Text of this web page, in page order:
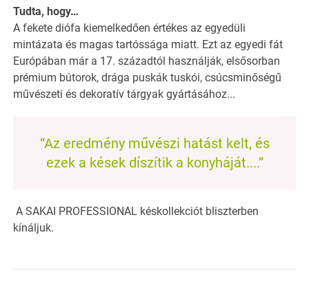
Tudta, hogy…
A fekete diófa kiemelkedően értékes az egyedüli
mintázata és magas tartóssága miatt. Ezt az egyedi fát
Európában már a 17. századtól használják, elsősorban
prémium bútorok, drága puskák tuskói, csúcsminőségű
művészeti és dekoratív tárgyak gyártásához...
“Az eredmény művészi hatást kelt, és
ezek a kések díszítik a konyháját....”
A SAKAI PROFESSIONAL késkollekciót bliszterben
kínáljuk.